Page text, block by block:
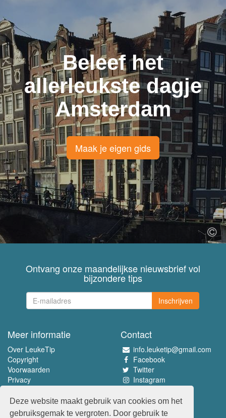
Deze website maakt gebruik van cookies om het
gebruiksgemak te vergroten. Door gebruik te
Beleef het
allerleukste dagje
Amsterdam
Maak je eigen gids
Ontvang onze maandelijkse nieuwsbrief vol
bijzondere tips
Inschrijven
Meer informatie
Over LeukeTip
Copyright
Voorwaarden
Privacy
Contact
info.leuketip@gmail.com
Facebook
Twitter
Instagram
Beleef het allerleukste